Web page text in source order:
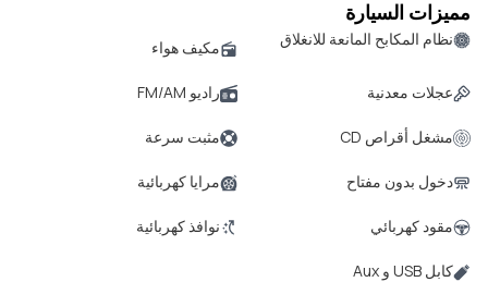
مميزات السيارة
نظام المكابح المانعة للانغلاق مكيف هواء
عجلات معدنية راديو FM/AM
مشغل أقراص CD مثبت سرعة
دخول بدون مفتاح مرايا كهربائية
مقود كهربائي نوافذ كهربائية
كابل USB و Aux